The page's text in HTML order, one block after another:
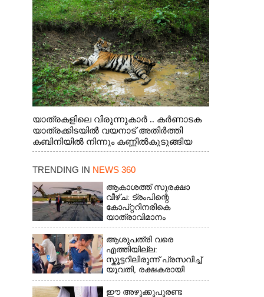
യാത്രകളിലെ വിരുന്നുകാർ .. കർണാടക
യാത്രക്കിടയിൽ വയനാട് അതിർത്തി
കബിനിയിൽ നിന്നും കണ്ണിൽകുടുങ്ങിയ
കടുവ.
TRENDING IN NEWS 360
ആകാശത്ത് സുരക്ഷാ
വീഴ്‌ച: ട്രംപിന്റെ
കോ‌പ്‌റ്ററിനരികെ
യാത്രാവിമാനം
ആശുപത്രി വരെ
എത്തിയില്ല:
സ്കൂട്ടറിലിരുന്ന് പ്രസവിച്ച്
യുവതി, രക്ഷകരായി
ജീവനക്കാർ
ഈ അഴുക്കുപുരണ്ട